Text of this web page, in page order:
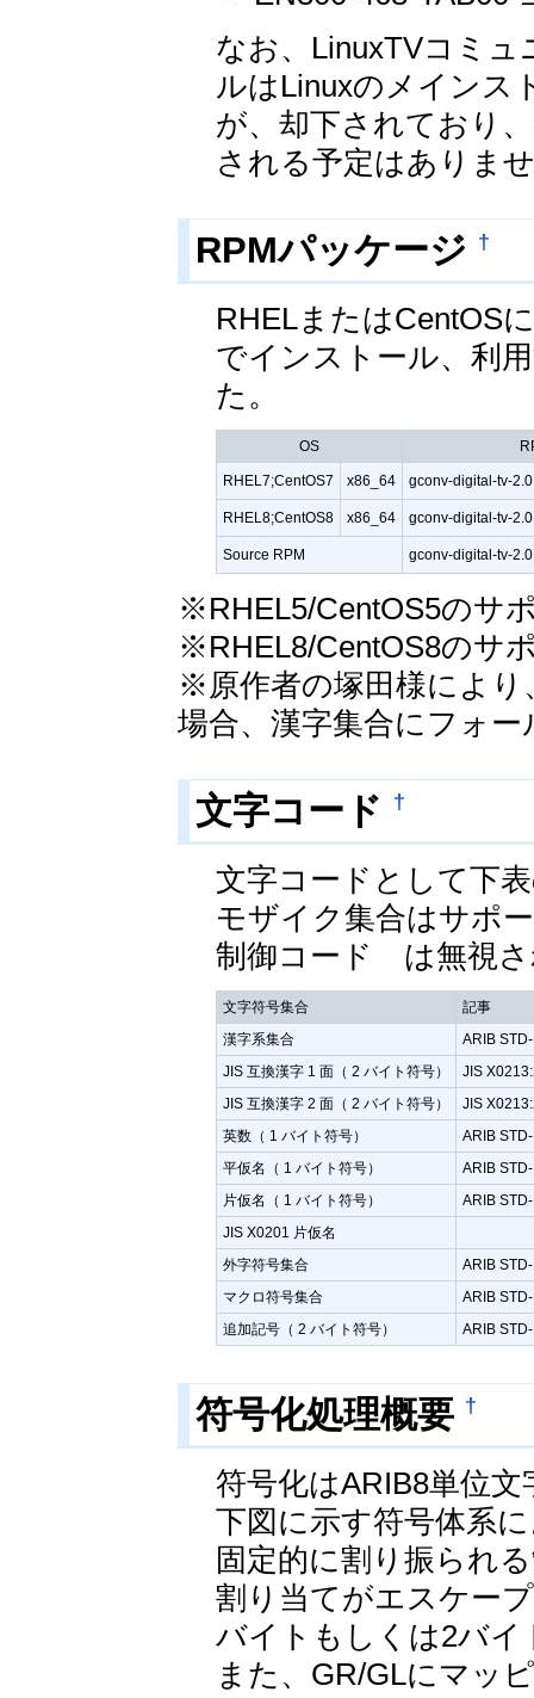
なお、LinuxTVコミ
ルはLinuxのメインス
が、却下されており
される予定はありま
RPMパッケージ †
RHELまたはCentOS
でインストール、利
た。
OS
RHEL7;CentOS7 x86_64 gconv-digital-tv-
RHEL8;CentOS8 x86_64 gconv-digital-tv-
Source RPM gconv-digital-tv-
※RHEL5/CentOS5のサ
※RHEL8/CentOS8のサ
※原作者の塚田様により
場合、漢字集合にフォ
文字コード †
文字コードとして下
モザイク集合はサポ
制御コード は無視
文字符号集合 記事
漢字系集合 ARIB
JIS 互換漢字 1 面（ 2 バイト符号） JIS
JIS 互換漢字 2 面（ 2 バイト符号） JIS
英数（ 1 バイト符号） ARIB
平仮名（ 1 バイト符号） ARIB
片仮名（ 1 バイト符号） ARIB
JIS X0201 片仮名
外字符号集合 ARIB
マクロ符号集合 ARIB
追加記号（ 2 バイト符号） ARIB
符号化処理概要 †
符号化はARIB8単位
下図に示す符号体系
固定的に割り振られ
割り当てがエスケー
バイトもしくは2バイ
また、GR/GLにマッ